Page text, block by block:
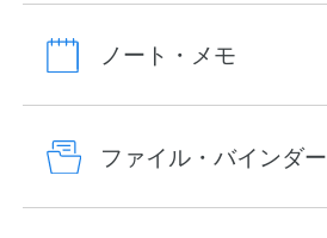
ノート・メモ
ファイル・バインダー